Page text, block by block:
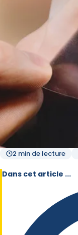
2 min de lecture
Dans cet article ...